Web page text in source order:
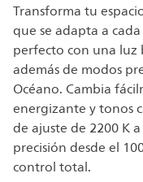
Transforma tu
que se adapta a
perfecto con una luz
además de modos
Océano. Cambia
energizante y tonos
de ajuste de 2200 K
precisión desde el
control total.